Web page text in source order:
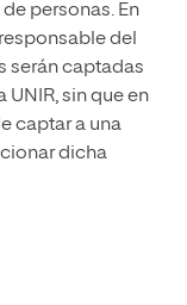
personas. En
del
serán captadas
sin que en
captar a una
dicha